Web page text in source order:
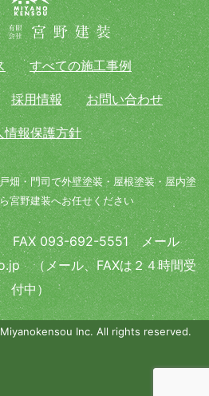
すべての施工事例
採用情報 お問い合わせ
情報保護方針
畑・門司で外壁塗装・屋根塗装・屋内塗
宮野建装へお任せください
FAX 093-692-5551 メール
（メール、FAXは２４時間受
付中）
Inc. All rights reserved.